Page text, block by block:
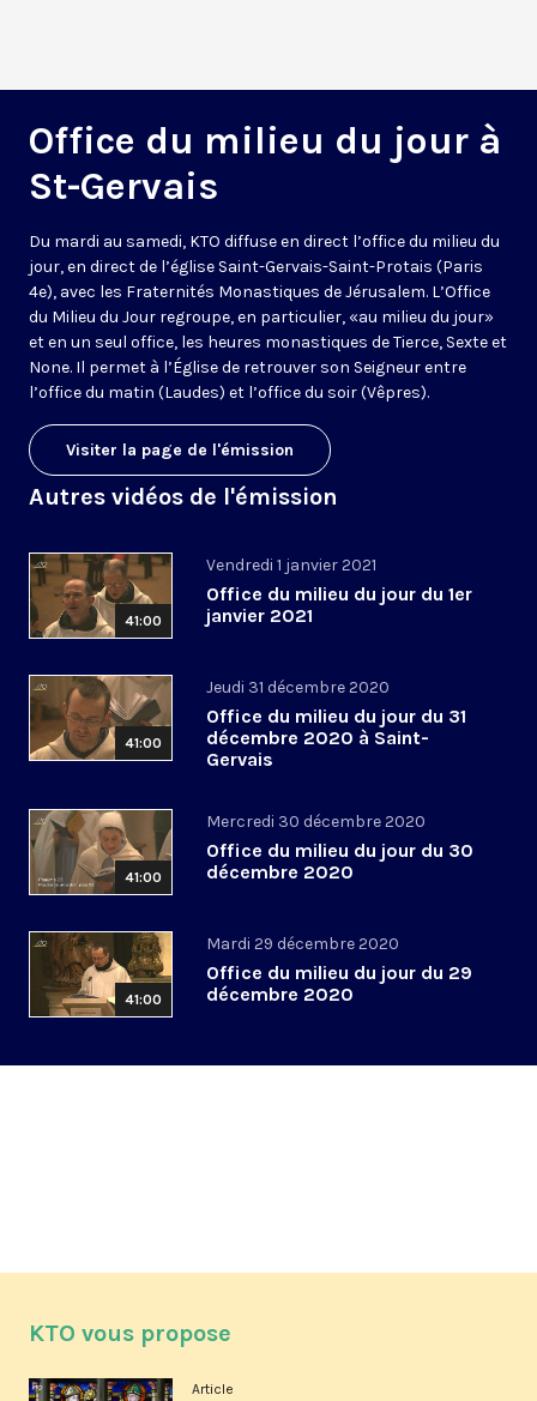
Office du milieu du jour à
St-Gervais
Du mardi au samedi, KTO diffuse en direct l’office du milieu du
jour, en direct de l’église Saint-Gervais-Saint-Protais (Paris
4e), avec les Fraternités Monastiques de Jérusalem. L’Office
du Milieu du Jour regroupe, en particulier, «au milieu du jour»
et en un seul office, les heures monastiques de Tierce, Sexte et
None. Il permet à l’Église de retrouver son Seigneur entre
l’office du matin (Laudes) et l’office du soir (Vêpres).
Visiter la page de l'émission
Autres vidéos de l'émission
41:00
Vendredi 1 janvier 2021
Office du milieu du jour du 1er
janvier 2021
41:00
Jeudi 31 décembre 2020
Office du milieu du jour du 31
décembre 2020 à Saint-
Gervais
41:00
Mercredi 30 décembre 2020
Office du milieu du jour du 30
décembre 2020
41:00
Mardi 29 décembre 2020
Office du milieu du jour du 29
décembre 2020
KTO vous propose
Article